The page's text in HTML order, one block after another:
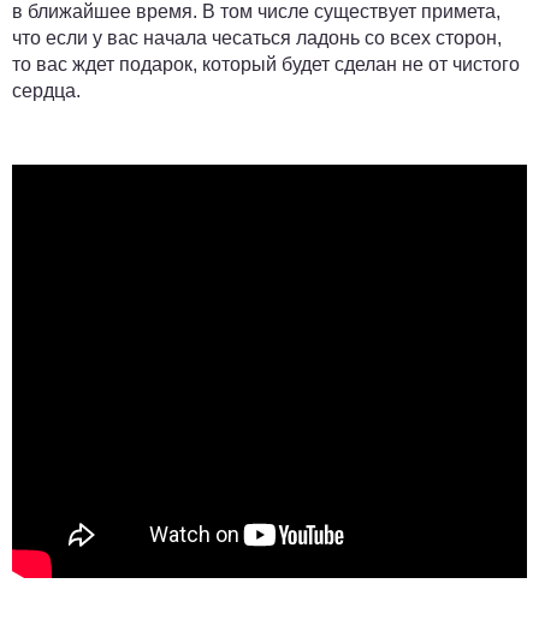
в ближайшее время. В том числе существует примета,
что если у вас начала чесаться ладонь со всех сторон,
то вас ждет подарок, который будет сделан не от чистого
сердца.